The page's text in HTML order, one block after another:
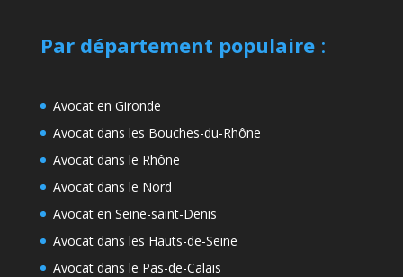
Par département populaire:
Avocat en Gironde
Avocat dans les Bouches-du-Rhône
Avocat dans le Rhône
Avocat dans le Nord
Avocat en Seine-saint-Denis
Avocat dans les Hauts-de-Seine
Avocat dans le Pas-de-Calais